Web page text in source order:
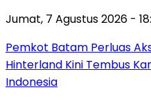
Jumat, 7 Agustus 2026 -
Pemkot Batam Perluas
Hinterland Kini Tembus
Indonesia